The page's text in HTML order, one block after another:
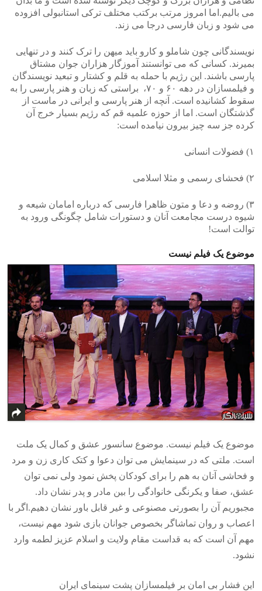
می بالیم.اما امروز مرتب برکتب مختلف ترکی استانبولی افزوده
می شود و زبان فارسی درجا می زند.
نویسندگانی چون شاملو و کارو باید میهن را ترک کنند و در تنهایی
بمیرند. کسانی که می توانستند آموزگار هزاران جوان مشتاق
پارسی باشند. این رژیم با حمله به قلم و کشتار و تبعید نویسندگان
و فیلمسازان در دهه ۶۰ و ۷۰، براستی که زبان و هنر پارسی را به
سقوط کشانیده است. آنچه از هنر پارسی و ایرانی در ماست از
گذشتگان است. اما از حوزه علمیه قم که رژیم بسیار خرج آن
کرده جز سه چیز بیرون نیامده است:
۱) فضولات انسانی
۲) فحشای رسمی و مثلا اسلامی
۳) روضه و دعا و متون ظاهرا فارسی که درباره امامان شیعه و
شیوه درست مجامعت آنان و دستورات شامل چگونگی ورود به
توالت است!
موضوع یک فیلم نیست
موضوع یک فیلم نیست. موضوع سانسور عشق و کمال یک ملت
است. ملتی که در سینمایش می توان دعوا و کتک کاری زن و مرد
و فحاشی آنان به هم را برای کودکان پخش نمود ولی نمی توان
عشق، صفا و یکرنگی خانوادگی را بین مادر و پدر نشان داد.
مجبوریم آن را بصورتی مصنوعی و غیر قابل باور نشان دهیم.اگر با
اعصاب و روان تماشاگر بخصوص جوانان بازی شود مهم نیست،
مهم آن است که به قداست مقام ولایت و اسلام عزیز لطمه وارد
نشود.
این فشار بی امان بر فیلمسازان پشت سینمای ایران